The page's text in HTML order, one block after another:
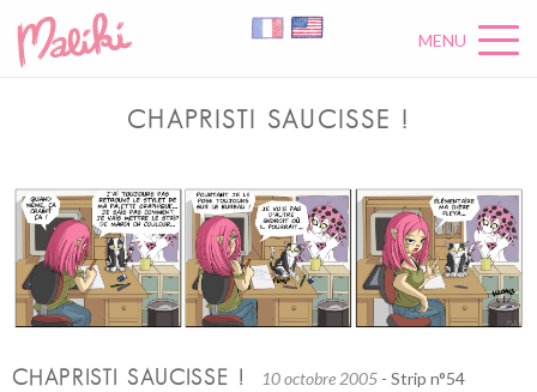
MENU
CHAPRISTI SAUCISSE !
CHAPRISTI SAUCISSE ! 10 octobre 2005 - Strip n°54